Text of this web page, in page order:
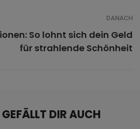
DANACH
So lohnt sich dein Geld
für strahlende Schönheit
DIR AUCH